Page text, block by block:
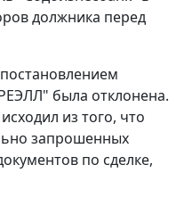
должника перед
была отклонена.
из того, что
запрошенных
по сделке,